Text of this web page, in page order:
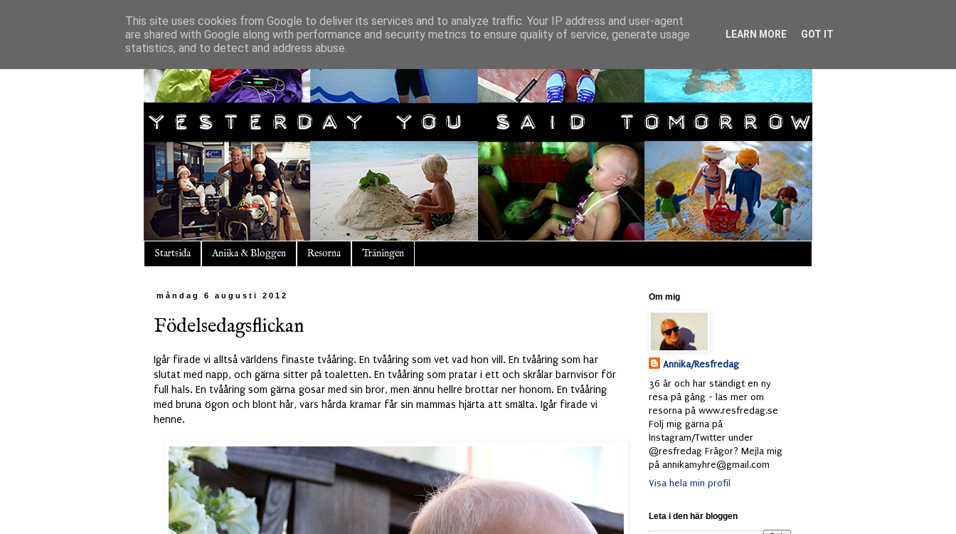
Startsida Aniika & Bloggen Resorna Träningen
måndag 6 augusti 2012
Födelsedagsflickan
Igår firade vi alltså världens finaste tvååring. En tvååring som vet vad hon vill. En tvååring som har
slutat med napp, och gärna sitter på toaletten. En tvååring som pratar i ett och skrålar barnvisor för
full hals. En tvååring som gärna gosar med sin bror, men ännu hellre brottar ner honom. En tvååring
med bruna ögon och blont hår, vars hårda kramar får sin mammas hjärta att smälta. Igår firade vi
henne.
Om mig
Annika/Resfredag
36 år och har ständigt en ny
resa på gång - läs mer om
resorna på www.resfredag.se
Följ mig gärna på
Instagram/Twitter under
@resfredag Frågor? Mejla mig
på annikamyhre@gmail.com
Visa hela min profil
Leta i den här bloggen
This site uses cookies from Google to deliver its services and to analyze traffic. Your IP address and user-agent
are shared with Google along with performance and security metrics to ensure quality of service, generate usage
statistics, and to detect and address abuse.
LEARN MORE GOT IT